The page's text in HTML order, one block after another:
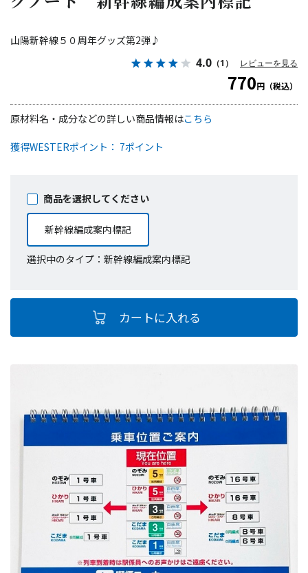
山陽新幹線５０周年グッズ第2弾♪
4.0 （1） レビューを見る
770円（税込）
獲得WESTERポイント： 7ポイント
商品を選択してください
新幹線編成案内標記
選択中のタイプ：新幹線編成案内標記
原材料名・成分などの詳しい商品情報はこちら